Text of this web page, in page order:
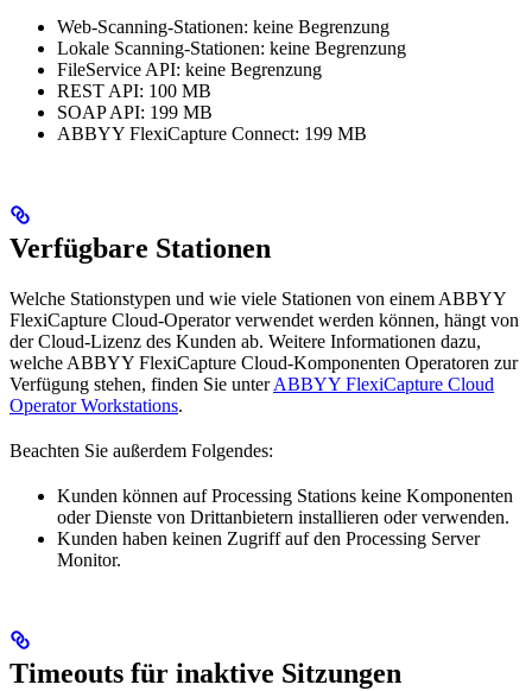
Web-Scanning-Stationen: keine Begrenzung
Lokale Scanning-Stationen: keine Begrenzung
FileService API: keine Begrenzung
REST API: 100 MB
SOAP API: 199 MB
ABBYY FlexiCapture Connect: 199 MB
Verfügbare Stationen
Welche Stationstypen und wie viele Stationen von einem ABBYY
FlexiCapture Cloud-Operator verwendet werden können, hängt von
der Cloud-Lizenz des Kunden ab. Weitere Informationen dazu,
welche ABBYY FlexiCapture Cloud-Komponenten Operatoren zur
Verfügung stehen, finden Sie unterABBYY FlexiCapture Cloud
Operator Workstations.
Beachten Sie außerdem Folgendes:
Kunden können auf Processing Stations keine Komponenten
oder Dienste von Drittanbietern installieren oder verwenden.
Kunden haben keinen Zugriff auf den Processing Server
Monitor.
Timeouts für inaktive Sitzungen